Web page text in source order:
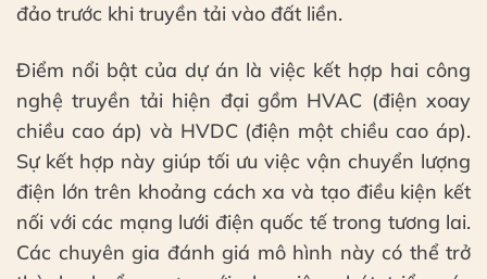
đảo trước khi truyền tải vào đất liền.
Điểm nổi bật của dự án là việc kết hợp hai công
nghệ truyền tải hiện đại gồm HVAC (điện xoay
chiều cao áp) và HVDC (điện một chiều cao áp).
Sự kết hợp này giúp tối ưu việc vận chuyển lượng
điện lớn trên khoảng cách xa và tạo điều kiện kết
nối với các mạng lưới điện quốc tế trong tương lai.
Các chuyên gia đánh giá mô hình này có thể trở